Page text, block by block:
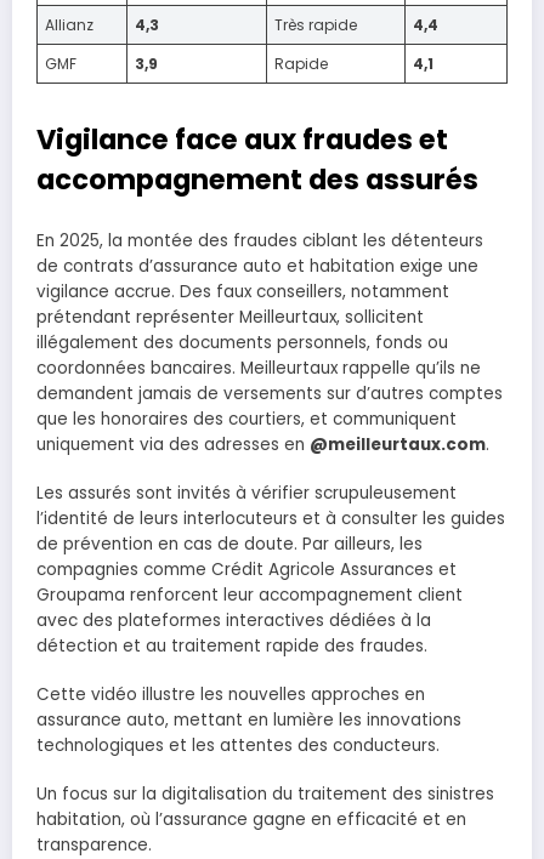
Allianz 4,3 Très rapide
4,4
GMF
3,9 Rapide 4,1
Vigilance face aux fraudes et
accompagnement des assurés
En 2025, la montée des fraudes ciblant les détenteurs
de contrats d’assurance auto et habitation exige une
vigilance accrue. Des faux conseillers, notamment
prétendant représenter Meilleurtaux, sollicitent
illégalement des documents personnels, fonds ou
coordonnées bancaires. Meilleurtaux rappelle qu’ils ne
demandent jamais de versements sur d’autres comptes
que les honoraires des courtiers, et communiquent
uniquement via des adresses en @meilleurtaux.com.
Les assurés sont invités à vérifier scrupuleusement
l’identité de leurs interlocuteurs et à consulter les guides
de prévention en cas de doute. Par ailleurs, les
compagnies comme Crédit Agricole Assurances et
Groupama renforcent leur accompagnement client
avec des plateformes interactives dédiées à la
détection et au traitement rapide des fraudes.
Cette vidéo illustre les nouvelles approches en
assurance auto, mettant en lumière les innovations
technologiques et les attentes des conducteurs.
Un focus sur la digitalisation du traitement des sinistres
habitation, où l’assurance gagne en efficacité et en
transparence.